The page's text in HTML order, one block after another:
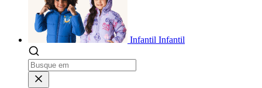
Infantil Infantil